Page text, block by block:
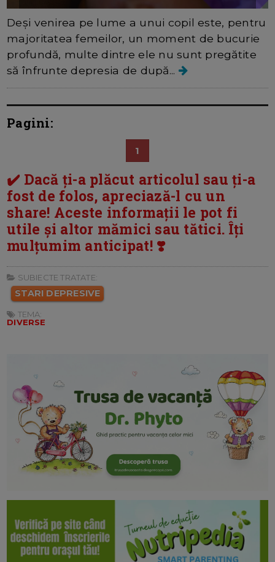
Deși venirea pe lume a unui copil este, pentru
majoritatea femeilor, un moment de bucurie
profundă, multe dintre ele nu sunt pregătite
să înfrunte depresia de după...
Pagini:
1
✔️ Dacă ți-a plăcut articolul sau ți-a
fost de folos, apreciază-l cu un
share! Aceste informații le pot fi
utile și altor mămici sau tătici. Îți
mulțumim anticipat! ❣️
SUBIECTE TRATATE:
STARI DEPRESIVE
TEMA:
DIVERSE